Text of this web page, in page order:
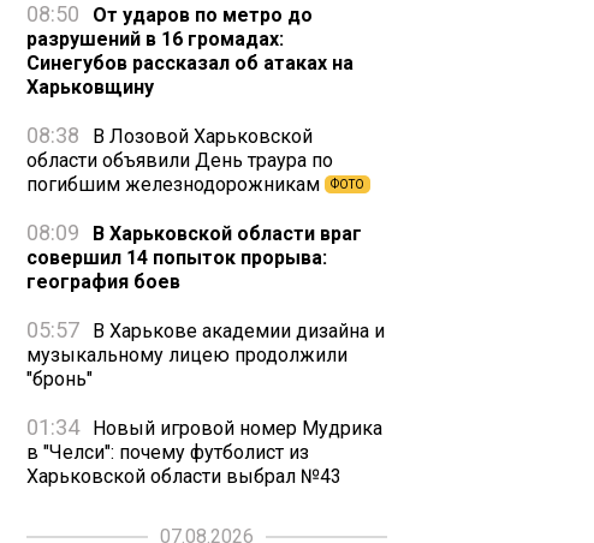
08:50
От ударов по метро до
разрушений в 16 громадах:
Синегубов рассказал об атаках на
Харьковщину
08:38
В Лозовой Харьковской
области объявили День траура по
погибшим железнодорожникам
ФОТО
08:09
В Харьковской области враг
совершил 14 попыток прорыва:
география боев
05:57
В Харькове академии дизайна и
музыкальному лицею продолжили
"бронь"
01:34
Новый игровой номер Мудрика
в "Челси": почему футболист из
Харьковской области выбрал №43
07.08.2026